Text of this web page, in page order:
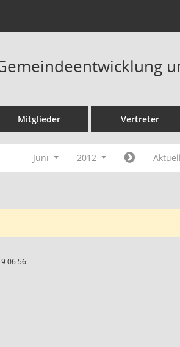
Mitglieder Vertreter
Juni 2012 Aktuell